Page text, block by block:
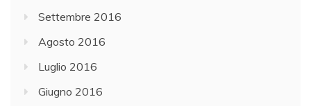
Settembre 2016
Agosto 2016
Luglio 2016
Giugno 2016